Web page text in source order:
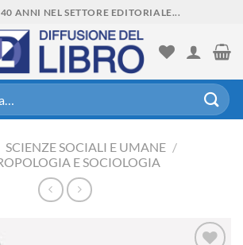
ANNI NEL SETTORE EDITORIALE...
SCIENZE SOCIALI E UMANE /
E SOCIOLOGIA